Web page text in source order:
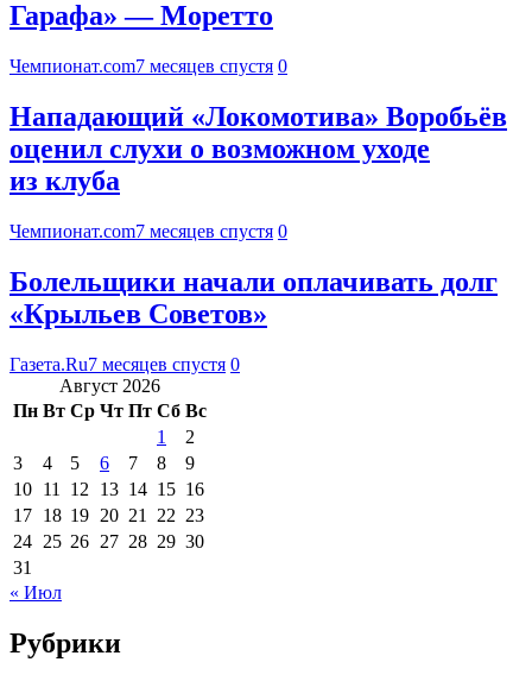
Гарафа» — Моретто
Чемпионат.com7 месяцев спустя 0
Нападающий «Локомотива» Воробьёв
оценил слухи о возможном уходе
из клуба
Чемпионат.com7 месяцев спустя 0
Болельщики начали оплачивать долг
«Крыльев Советов»
Газета.Ru7 месяцев спустя 0
Август 2026
Пн Вт Ср Чт Пт Сб Вс
1
2
3
4 5 6 7 8
9
10 11 12 13 14 15 16
17 18 19 20 21 22 23
24 25 26 27 28 29 30
31
« Июл
Рубрики